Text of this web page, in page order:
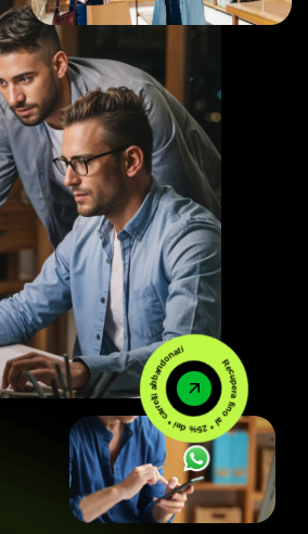
Recupera fino al * 25% dei * carrelli abbandonati